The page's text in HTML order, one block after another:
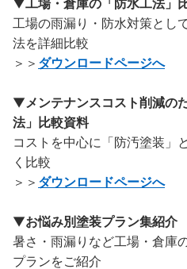
▼工場・倉庫の「防水工法」
工場の雨漏り・防水対策とし
法を詳細比較
＞＞ ダウンロードページへ
▼メンテナンスコスト削減の
法」比較資料
コストを中心に「防汚塗装」
く比較
＞＞ ダウンロードページへ
▼お悩み別塗装プラン集紹介
暑さ・雨漏りなど工場・倉庫
プランをご紹介